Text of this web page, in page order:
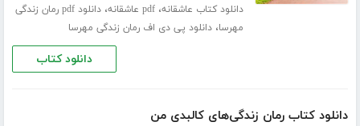
دانلود کتاب عاشقانه،pdf عاشقانه ،
دانلود pdf رمان زندگی
مهرسا،دانلود پی دی اف رمان زندگی مهرسا
دانلود کتاب
دانلود کتاب رمان زندگی‌های کالبدی من